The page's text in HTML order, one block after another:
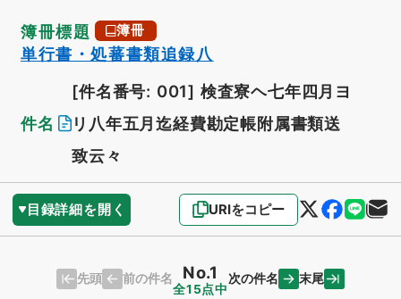
簿冊標題 簿冊
単行書・処蕃書類追録八
件名
[件名番号: 001] 検査寮ヘ七年四月ヨ
リ八年五月迄経費勘定帳附属書類送
致云々
目録詳細を開く URIをコピー
先頭 前の件名 No.1
全15点中
次の件名 末尾